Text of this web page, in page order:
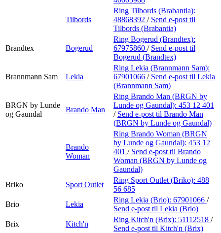
Tilbords
Ring Tilbords (Brabantia):
48868392 / Send e-post til
Tilbords (Brabantia)
Brandtex Bogerud
Ring Bogerud (Brandtex):
67975860 / Send e-post til
Bogerud (Brandtex)
Brannmann Sam Lekia
Ring Lekia (Brannmann Sam):
67901066 / Send e-post til Lekia
(Brannmann Sam)
BRGN by Lunde
og Gaundal
Brando Man
Ring Brando Man (BRGN by
Lunde og Gaundal): 453 12 401
/ Send e-post til Brando Man
(BRGN by Lunde og Gaundal)
Brando
Woman
Ring Brando Woman (BRGN
by Lunde og Gaundal): 453 12
401 / Send e-post til Brando
Woman (BRGN by Lunde og
Gaundal)
Briko
Sport Outlet
Ring Sport Outlet (Briko): 488
56 685
Brio
Lekia
Ring Lekia (Brio): 67901066 /
Send e-post til Lekia (Brio)
Brix
Kitch'n
Ring Kitch'n (Brix): 51112518 /
Send e-post til Kitch'n (Brix)